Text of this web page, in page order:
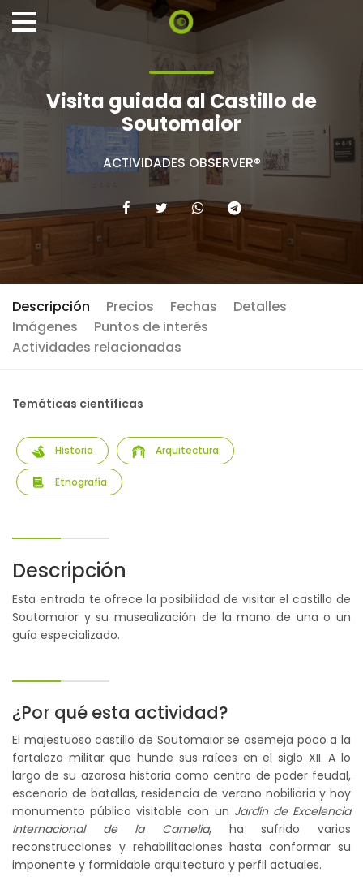
Visita guiada al Castillo de
Soutomaior
ACTIVIDADES OBSERVER®
Descripción Precios Fechas
Detalles
Imágenes
Puntos de interés
Actividades relacionadas
Temáticas científicas
Historia Arquitectura
Etnografía
Descripción
Esta entrada te ofrece la posibilidad de visitar el castillo de
Soutomaior y su musealización de la mano de una o un
guía especializado.
¿Por qué esta actividad?
El majestuoso castillo de Soutomaior se asemeja poco a la
fortaleza militar que hunde sus raíces en el siglo XII. A lo
largo de su azarosa historia como centro de poder feudal,
escenario de batallas, residencia de verano nobiliaria y hoy
monumento público visitable con un Jardín de Excelencia
Internacional de la Camelia, ha sufrido varias
reconstrucciones y rehabilitaciones hasta conformar su
imponente y formidable arquitectura y perfil actuales.